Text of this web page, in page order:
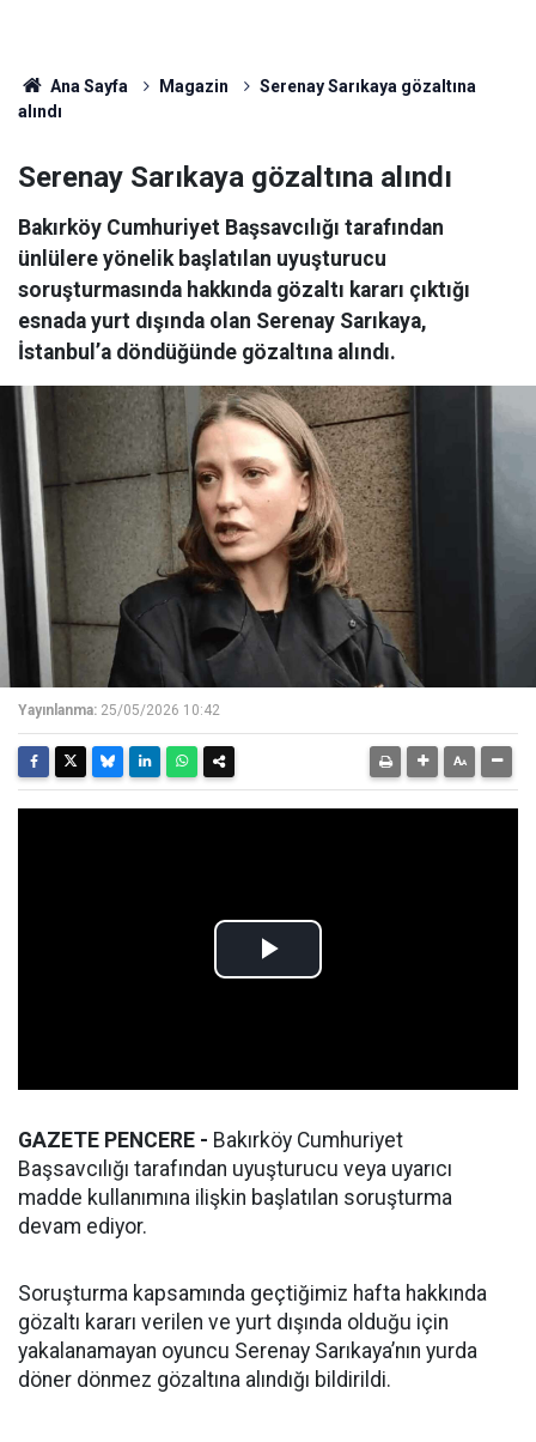
Ana Sayfa Magazin
Serenay Sarıkaya gözaltına
alındı
Serenay Sarıkaya gözaltına alındı
Bakırköy Cumhuriyet Başsavcılığı tarafından
ünlülere yönelik başlatılan uyuşturucu
soruşturmasında hakkında gözaltı kararı çıktığı
esnada yurt dışında olan Serenay Sarıkaya,
İstanbul’a döndüğünde gözaltına alındı.
Yayınlanma: 25/05/2026 10:42
GAZETE PENCERE - Bakırköy Cumhuriyet
Başsavcılığı tarafından uyuşturucu veya uyarıcı
madde kullanımına ilişkin başlatılan soruşturma
devam ediyor.
Soruşturma kapsamında geçtiğimiz hafta hakkında
gözaltı kararı verilen ve yurt dışında olduğu için
yakalanamayan oyuncu Serenay Sarıkaya’nın yurda
döner dönmez gözaltına alındığı bildirildi.